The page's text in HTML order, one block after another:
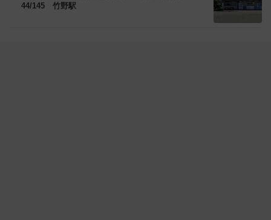
44/145 竹野駅